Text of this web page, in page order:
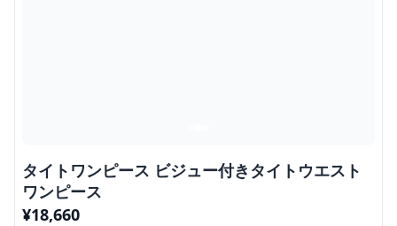
タイトワンピース ビジュー付きタイトウエスト
ワンピース
¥18,660